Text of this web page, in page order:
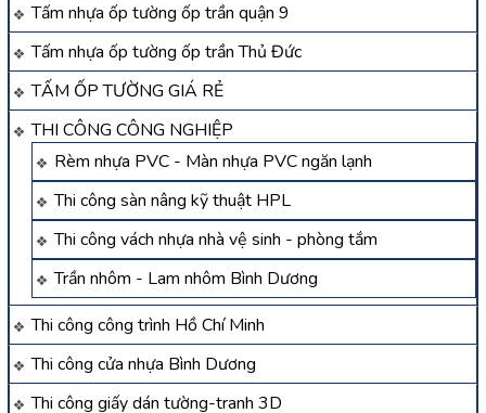
Tấm nhựa ốp tường ốp trần quận 9
Tấm nhựa ốp tường ốp trần Thủ Đức
TẤM ỐP TƯỜNG GIÁ RẺ
THI CÔNG CÔNG NGHIỆP
Rèm nhựa PVC - Màn nhựa PVC ngăn lạnh
Thi công sàn nâng kỹ thuật HPL
Thi công vách nhựa nhà vệ sinh - phòng tắm
Trần nhôm - Lam nhôm Bình Dương
Thi công công trình Hồ Chí Minh
Thi công cửa nhựa Bình Dương
Thi công giấy dán tường-tranh 3D